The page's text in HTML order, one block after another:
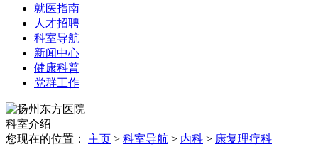
就医指南
人才招聘
科室导航
新闻中心
健康科普
党群工作
科室介绍
您现在的位置：
主页 > 科室导航 > 内科 > 康复理疗科